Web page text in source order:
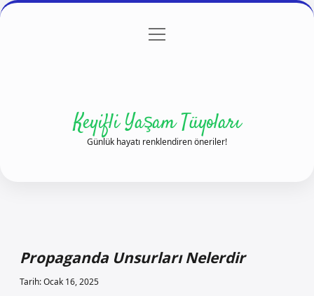
Gizlilik Politikası
menüyü
Keyifli Yaşam Tüyoları
Günlük hayatı renklendiren öneriler!
Propaganda Unsurları Nelerdir
Tarih: Ocak 16, 2025